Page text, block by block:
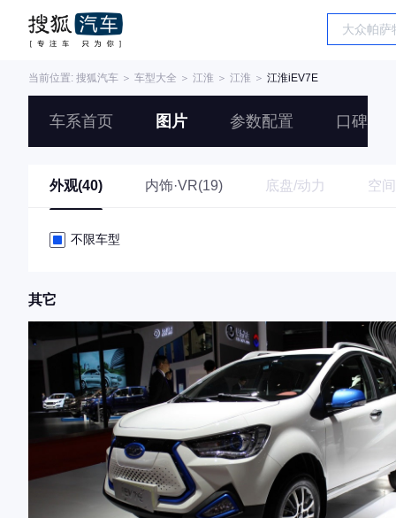
当前位置: 搜狐汽车 ＞ 车型大全 ＞ 江淮 ＞ 江淮 ＞ 江淮iEV7E
车系首页 图片 参数配置 口碑
外观(40) 内饰·VR(19) 底盘/动力 空间
不限车型
其它